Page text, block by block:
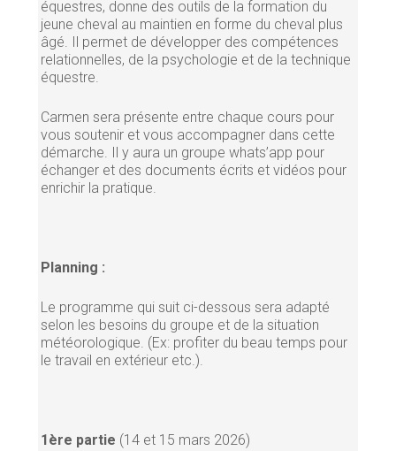
équestres, donne des outils de la formation du
jeune cheval au maintien en forme du cheval plus
âgé. Il permet de développer des compétences
relationnelles, de la psychologie et de la technique
équestre.
Carmen sera présente entre chaque cours pour
vous soutenir et vous accompagner dans cette
démarche. Il y aura un groupe whats’app pour
échanger et des documents écrits et vidéos pour
enrichir la pratique.
Planning :
Le programme qui suit ci-dessous sera adapté
selon les besoins du groupe et de la situation
météorologique. (Ex: profiter du beau temps pour
le travail en extérieur etc.).
1ère partie (14 et 15 mars 2026)